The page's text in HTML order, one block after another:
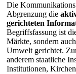
Die
Abgrenzung die
gerichteten
Begriffsfassung ist
Märkte, sondern
Umwelt gerichtet.
anderem staatliche
Institutionen,